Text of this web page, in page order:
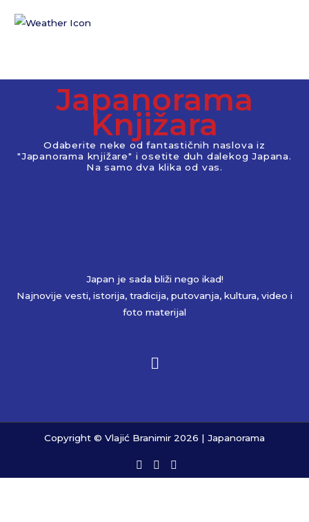
Japanorama
Knjižara
Odaberite neke od fantastičnih naslova iz
"Japanorama knjižare" i osetite duh dalekog Japana.
Na samo dva klika od vas.
Japan je sada bliži nego ikad!
Najnovije vesti, istorija, tradicija, putovanja, kultura, video i
foto materijal
Copyright © Vlajić Branimir 2026 | Japanorama